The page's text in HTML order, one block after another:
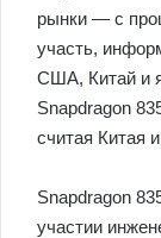
рынки — с
участь,
США, Китай и
Snapdragon
считая Китая
Snapdragon
участии